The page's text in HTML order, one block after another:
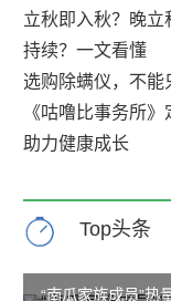
立秋即入秋？晚立
持续？一文看懂
选购除螨仪，不能
《咕噜比事务所
助力健康成长
Top头条
“南瓜家族成员”热